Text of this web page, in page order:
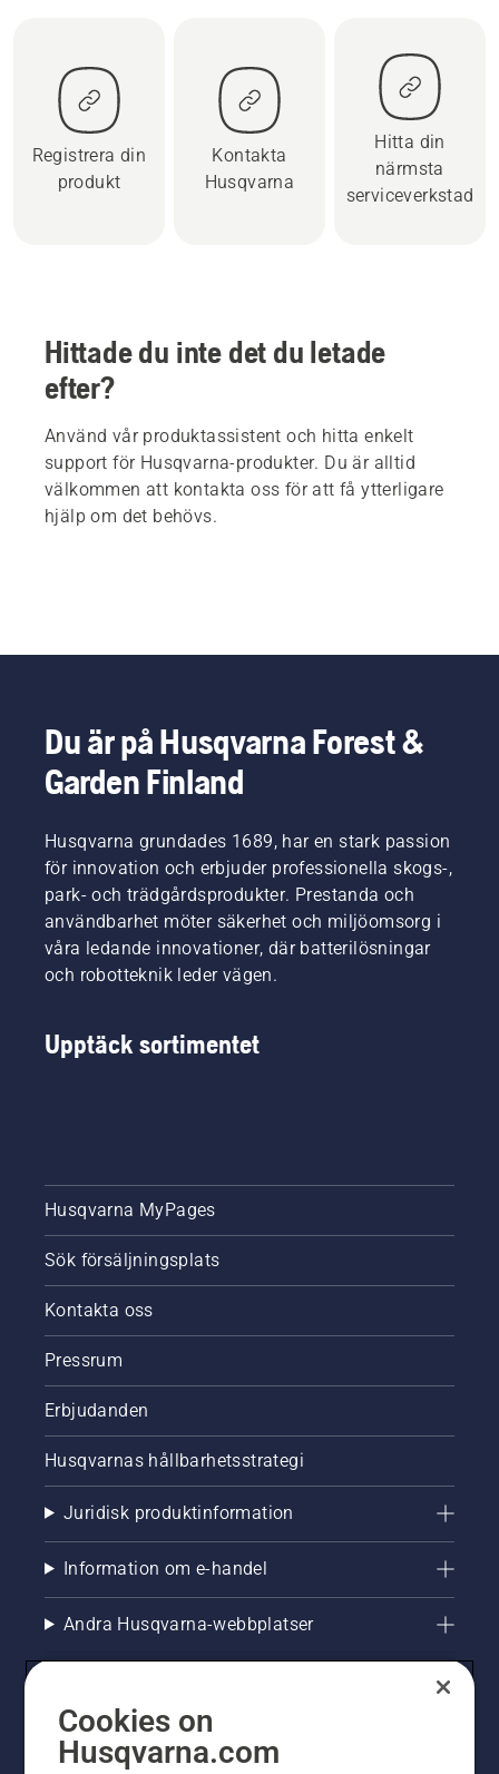
Registrera din
produkt
Kontakta
Husqvarna
Hitta din
närmsta
serviceverkstad
Hittade du inte det du letade
efter?
Använd vår produktassistent och hitta enkelt
support för Husqvarna-produkter. Du är alltid
välkommen att kontakta oss för att få ytterligare
hjälp om det behövs.
Du är på Husqvarna Forest &
Garden Finland
Husqvarna grundades 1689, har en stark passion
för innovation och erbjuder professionella skogs-,
park- och trädgårdsprodukter. Prestanda och
användbarhet möter säkerhet och miljöomsorg i
våra ledande innovationer, där batterilösningar
och robotteknik leder vägen.
Upptäck sortimentet
Husqvarna MyPages
Sök försäljningsplats
Kontakta oss
Pressrum
Erbjudanden
Husqvarnas hållbarhetsstrategi
Juridisk produktinformation
Information om e-handel
Andra Husqvarna-webbplatser
Cookies on
Husqvarna.com